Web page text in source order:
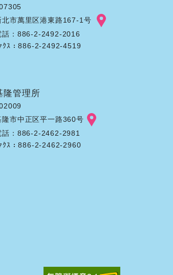
北市萬里区港東路167-1号
話：886-2-2492-2016
ｸｽ：886-2-2492-4519
隆管理所
隆市中正区平一路360号
話：886-2-2462-2981
ｸｽ：886-2-2462-2960